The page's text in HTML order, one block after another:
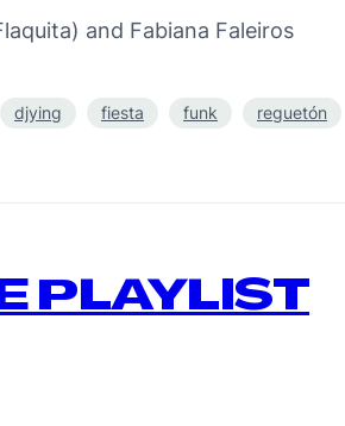
and Fabiana Faleiros
djying fiesta funk reguetón
PLAYLIST